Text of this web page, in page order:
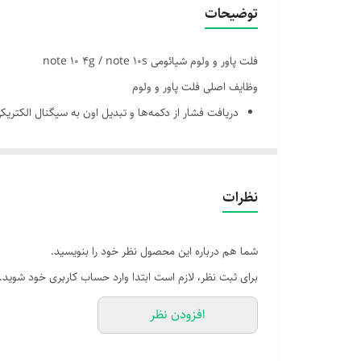
توضیحات
فلت پاور و ولوم شیائومی note 10 4g / note 10s
وظایف اصلی فلت پاور و ولوم
دریافت فشار از دکمه‌ها و تبدیل اون به سیگنال
نظرات
شما هم درباره این محصول نظر خود را بنویسید.
برای ثبت نظر، لازم است ابتدا وارد حساب کاربری خود شوید.
افزودن نظر